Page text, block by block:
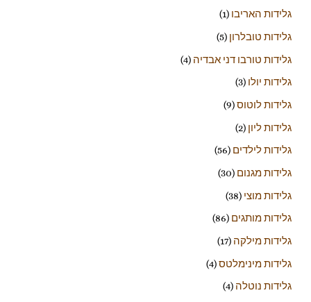
גלידות האריבו (1)
גלידות טובלרון (5)
גלידות טורבו דני אבדיה (4)
גלידות יולו (3)
גלידות לוטוס(9)
גלידות ליון (2)
גלידות לילדים (56)
גלידות מגנום (30)
גלידות מוצי (38)
גלידות מותגים (86)
גלידות מילקה (17)
גלידות מינימלטס(4)
גלידות נוטלה (4)